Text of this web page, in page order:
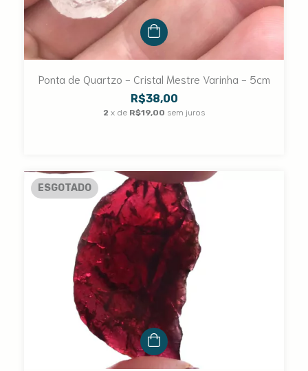
Ponta de Quartzo - Cristal Mestre Varinha - 5cm
R$38,00
2 x de R$19,00 sem juros
ESGOTADO